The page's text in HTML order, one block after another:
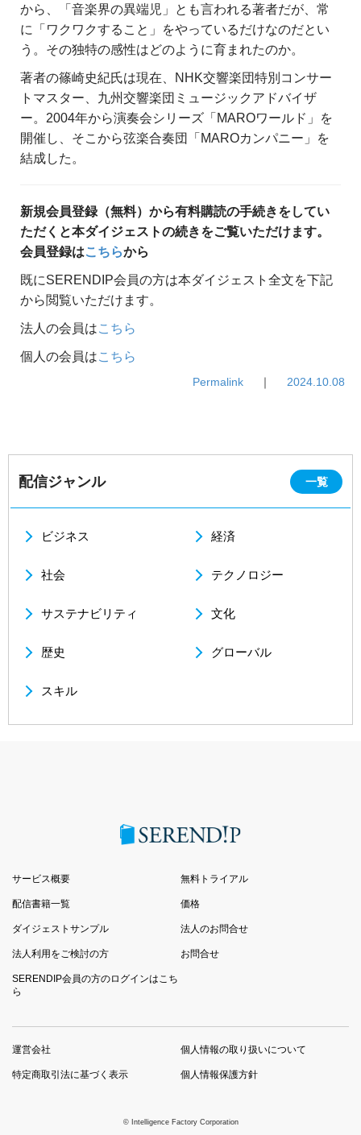
から、「音楽界の異端児」とも言われる著者だが、常
に「ワクワクすること」をやっているだけなのだとい
う。その独特の感性はどのように育まれたのか。
著者の篠崎史紀氏は現在、NHK交響楽団特別コンサー
トマスター、九州交響楽団ミュージックアドバイザ
ー。2004年から演奏会シリーズ「MAROワールド」を
開催し、そこから弦楽合奏団「MAROカンパニー」を
結成した。
新規会員登録（無料）から有料購読の手続きをしてい
ただくと本ダイジェストの続きをご覧いただけます。
会員登録はこちらから
既にSERENDIP会員の方は本ダイジェスト全文を下記
から閲覧いただけます。
法人の会員はこちら
個人の会員はこちら
Permalink ｜ 2024.10.08
配信ジャンル 一覧
ビジネス 経済
社会 テクノロジー
サステナビリティ 文化
歴史 グローバル
スキル
サービス概要
配信書籍一覧
ダイジェストサンプル
法人利用をご検討の方
SERENDIP会員の方のログインはこち
ら
無料トライアル
価格
法人のお問合せ
お問合せ
運営会社 個人情報の取り扱いについて
特定商取引法に基づく表示 個人情報保護方針
© Intelligence Factory Corporation